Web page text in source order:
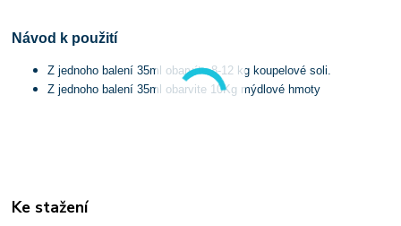
Návod k použití
Z jednoho balení 35ml obarvíte 8-12 kg koupelové soli.
Z jednoho balení 35ml obarvite 10Kg mýdlové hmoty
Ke stažení